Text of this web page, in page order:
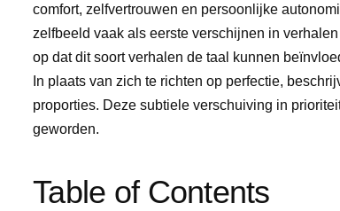
comfort, zelfvertrouwen en persoonlijke
zelfbeeld vaak als eerste verschijnen in
op dat dit soort verhalen de taal kunnen
In plaats van zich te richten op perfectie,
proporties. Deze subtiele verschuiving in
geworden.
Table of Contents